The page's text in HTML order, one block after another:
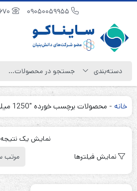
خانه - محصولات برچسب خورده "1250 میلی آمپر"
نمایش یک نتیجه
نمایش فیلترها